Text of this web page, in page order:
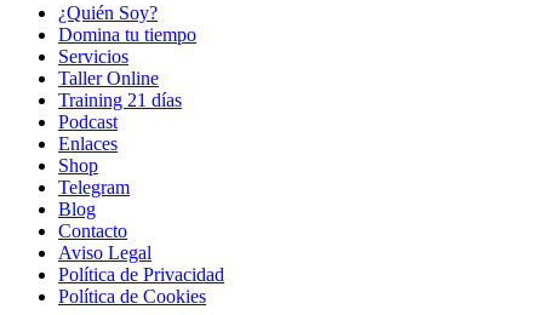
¿Quién Soy?
Domina tu tiempo
Servicios
Taller Online
Training 21 días
Podcast
Enlaces
Shop
Telegram
Blog
Contacto
Aviso Legal
Política de Privacidad
Política de Cookies